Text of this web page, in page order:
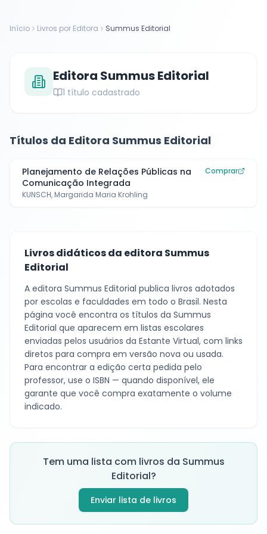
Início Livros por Editora Summus Editorial
Editora Summus Editorial
1 título cadastrado
Títulos da Editora Summus Editorial
Planejamento de Relações Públicas na
Comunicação Integrada
KUNSCH, Margarida Maria Krohling
Comprar
Livros didáticos da editora Summus
Editorial
A editora Summus Editorial publica livros adotados
por escolas e faculdades em todo o Brasil. Nesta
página você encontra os títulos da Summus
Editorial que aparecem em listas escolares
enviadas pelos usuários da Estante Virtual, com links
diretos para compra em versão nova ou usada.
Para encontrar a edição certa pedida pelo
professor, use o ISBN — quando disponível, ele
garante que você compra exatamente o volume
indicado.
Tem uma lista com livros da Summus
Editorial?
Enviar lista de livros